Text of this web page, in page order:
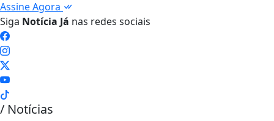
Assine Agora
Siga Notícia Já nas redes sociais
/ Notícias